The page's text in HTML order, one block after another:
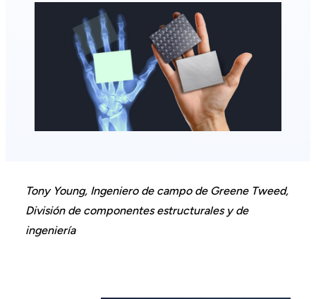
Tony Young, Ingeniero de campo de Greene Tweed,
División de componentes estructurales y de
ingeniería